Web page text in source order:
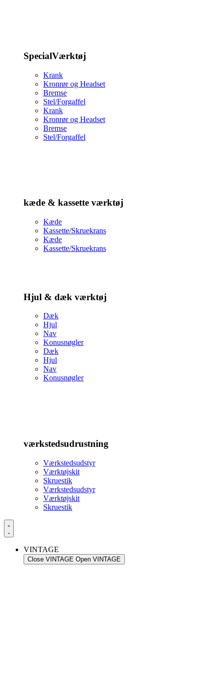
SpecialVærktøj
Krank
Kronrør og Headset
Bremse
Stel/Forgaffel
Krank
Kronrør og Headset
Bremse
Stel/Forgaffel
kæde & kassette værktøj
Kæde
Kassette/Skruekrans
Kæde
Kassette/Skruekrans
Hjul & dæk værktøj
Dæk
Hjul
Nav
Konusnøgler
Dæk
Hjul
Nav
Konusnøgler
værkstedsudrustning
Værkstedsudstyr
Værktøjskit
Skruestik
Værkstedsudstyr
Værktøjskit
Skruestik
VINTAGE
Close VINTAGE Open VINTAGE